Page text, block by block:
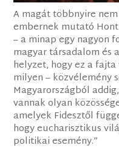
A magát többnyire
embernek mutató
– a minap egy nagyon
magyar társadalom és
helyzet, hogy ez a
milyen – közvélemény
Magyarországból
vannak olyan
amelyek Fidesztől
hogy eucharisztikus
politikai esemény.”